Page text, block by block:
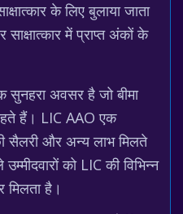
के लिए बुलाया जाता
में प्राप्त अंकों के
सुनहरा अवसर है जो बीमा
हैं। LIC AAO एक
सैलरी और अन्य लाभ मिलते
को LIC की विभिन्न
है।